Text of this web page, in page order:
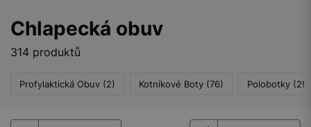
Chlapecká obuv
314 produktů
Profylaktická Obuv (2) Kotníkové Boty (76) Polobotky (29)